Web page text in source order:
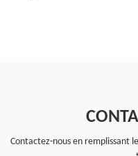
Contactez-nous en remplissant